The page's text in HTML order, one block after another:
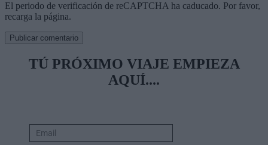
El periodo de verificación de reCAPTCHA ha caducado. Por favor,
recarga la página.
TÚ PRÓXIMO VIAJE EMPIEZA
AQUÍ....